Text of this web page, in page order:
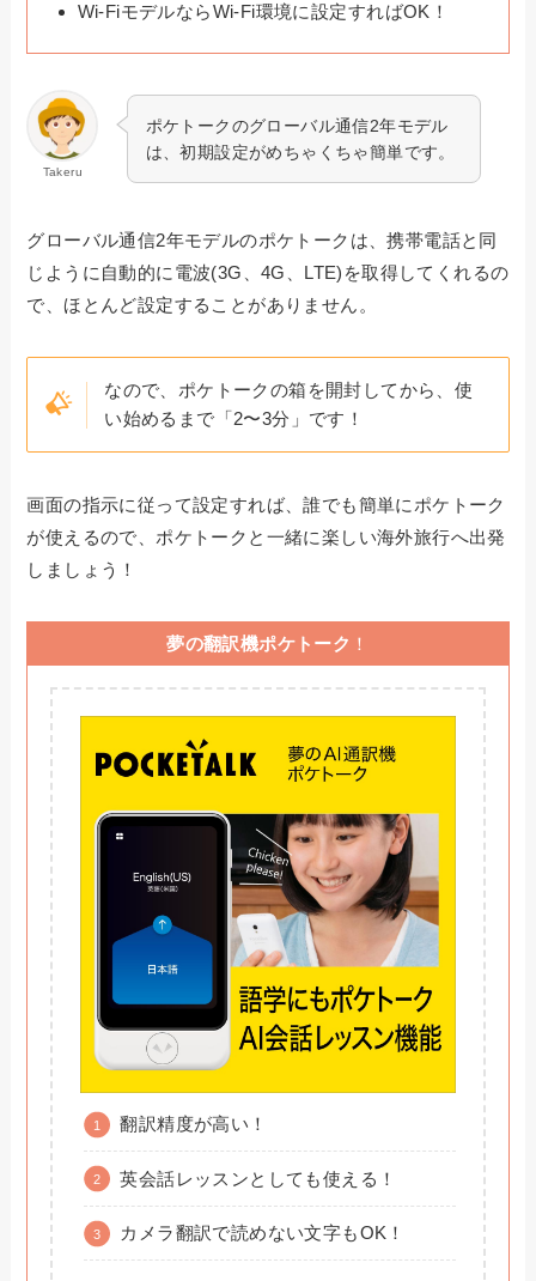
Wi-FiモデルならWi-Fi環境に設定すればOK！
Takeru
ポケトークのグローバル通信2年モデル
は、初期設定がめちゃくちゃ簡単です。
グローバル通信2年モデルのポケトークは、携帯電話と同
じように自動的に電波(3G、4G、LTE)を取得してくれるの
で、ほとんど設定することがありません。
なので、ポケトークの箱を開封してから、使
い始めるまで「2〜3分」です！
画面の指示に従って設定すれば、誰でも簡単にポケトーク
が使えるので、ポケトークと一緒に楽しい海外旅行へ出発
しましょう！
夢の翻訳機ポケトーク ！
翻訳精度が高い！
英会話レッスンとしても使える！
カメラ翻訳で読めない文字もOK！